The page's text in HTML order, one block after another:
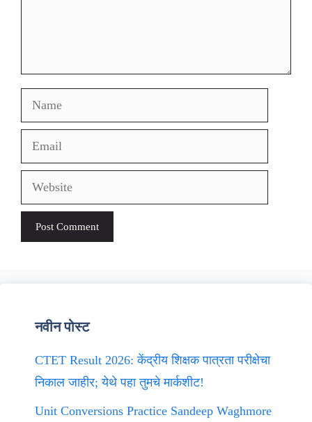
Name
Email
Website
नवीन पोस्ट
CTET Result 2026: केंद्रीय शिक्षक पात्रता परीक्षेचा
निकाल जाहीर; येथे पहा तुमचे मार्कशीट!
Unit Conversions Practice Sandeep Waghmore